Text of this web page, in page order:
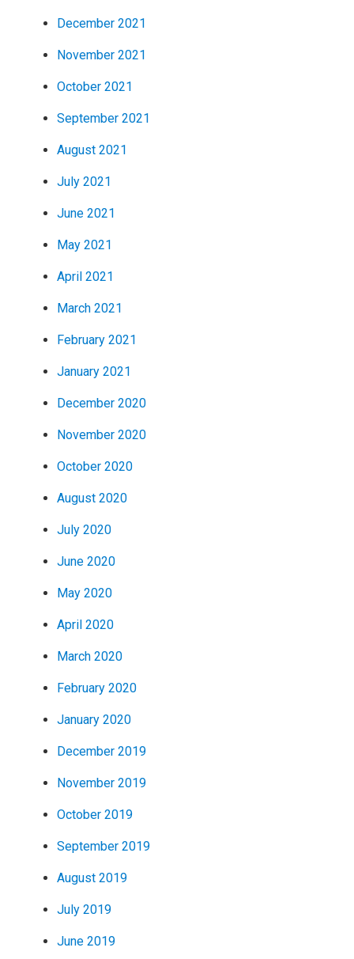
December 2021
November 2021
October 2021
September 2021
August 2021
July 2021
June 2021
May 2021
April 2021
March 2021
February 2021
January 2021
December 2020
November 2020
October 2020
August 2020
July 2020
June 2020
May 2020
April 2020
March 2020
February 2020
January 2020
December 2019
November 2019
October 2019
September 2019
August 2019
July 2019
June 2019